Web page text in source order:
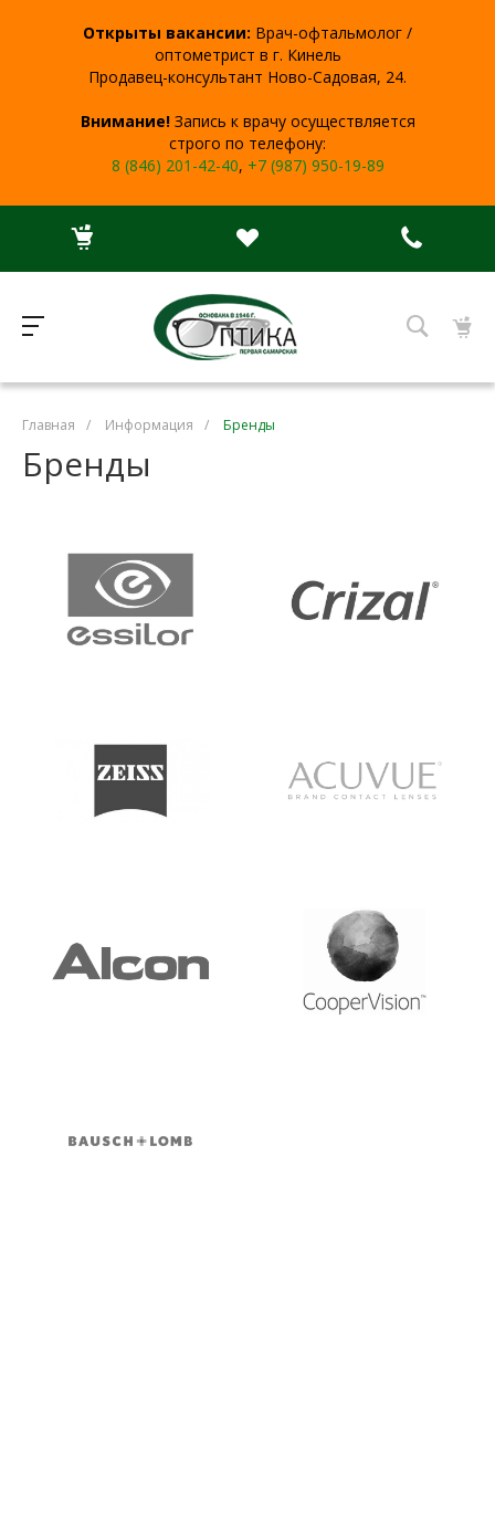
Открыты вакансии: Врач-офтальмолог /
оптометрист в г. Кинель
Продавец-консультант Ново-Садовая, 24.
Внимание!Запись к врачу осуществляется
строго по телефону:
8 (846) 201-42-40, +7 (987) 950-19-89
Главная / Информация / Бренды
Бренды